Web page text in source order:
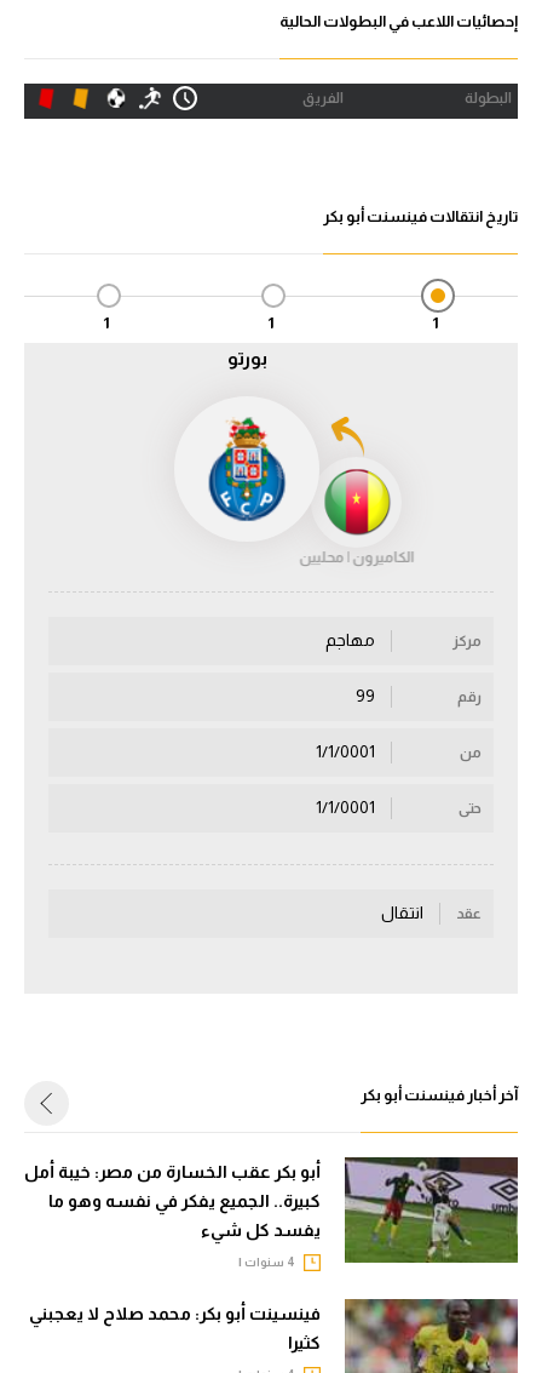
الدوري المصري
الدوري الإنجليزي الممتاز
الدوري الإيطالي
الدوري الألماني
دوري أبطال أوروبا
دوري أبطال إفريقيا
أقسام
سعودي في الجول
رياضات أخرى
أمم إفريقيا
كرة السلة الأمريكية
كرة سلة
كرة يد
إحصائيات اللاعب في البطولات الحالية
البطولة الفريق
تاريخ انتقالات فينسنت أبو بكر
1
1
1
بورتو
الكاميرون | محليين
مركز مهاجم
رقم
من
حتى
عقد انتقال
آخر أخبار فينسنت أبو بكر
أبو بكر عقب الخسارة من مصر: خيبة أمل
كبيرة.. الجميع يفكر في نفسه وهو ما
يفسد كل شيء
فينسينت أبو بكر: محمد صلاح لا يعجبني
كثيرا